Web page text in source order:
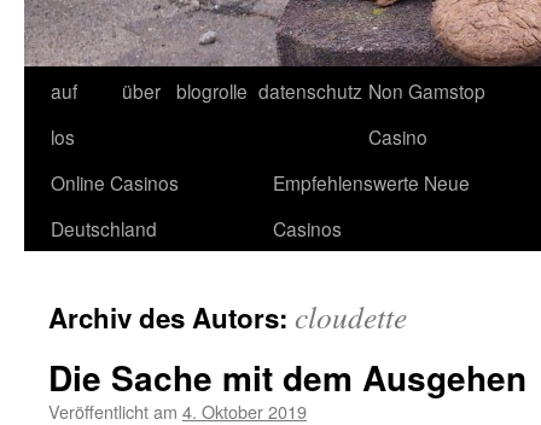
auf
los
über blogrolle datenschutz Non Gamstop
Casino
Online Casinos
Deutschland
Empfehlenswerte Neue
Casinos
Archiv des Autors: cloudette
Die Sache mit dem Ausgehen
Veröffentlicht am 4. Oktober 2019